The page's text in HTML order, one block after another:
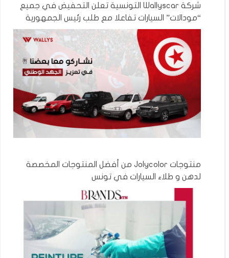
شركة Wallyscar التونسية تعلن التحفيض في جميع
“مودالات” السيارات تفاعلا مع طلب رئيس الجمهورية
منتوجات Jolycolor من أفضل المنتوجات المخصصة
لدهن و طلاء السيارات في تونس